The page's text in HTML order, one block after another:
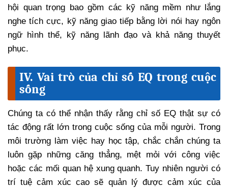
hội quan trọng bao gồm các kỹ năng mềm như lắng
nghe tích cực, kỹ năng giao tiếp bằng lời nói hay ngôn
ngữ hình thể, kỹ năng lãnh đạo và khả năng thuyết
phục.
IV. Vai trò của chỉ số EQ trong cuộc
sống
Chúng ta có thể nhận thấy rằng chỉ số EQ thật sự có
tác động rất lớn trong cuộc sống của mỗi người. Trong
môi trường làm việc hay học tập, chắc chắn chúng ta
luôn gặp những căng thẳng, mệt mỏi với công việc
hoặc các mối quan hệ xung quanh. Tuy nhiên người có
trí tuệ cảm xúc cao sẽ quản lý được cảm xúc của